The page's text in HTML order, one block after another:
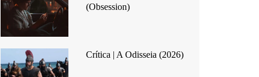
(Obsession)
Crítica | A Odisseia (2026)